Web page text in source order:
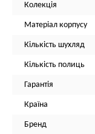
Колекція
Матеріал корпусу
Кількість шухляд
Кількість полиць
Гарантія
Країна
Бренд